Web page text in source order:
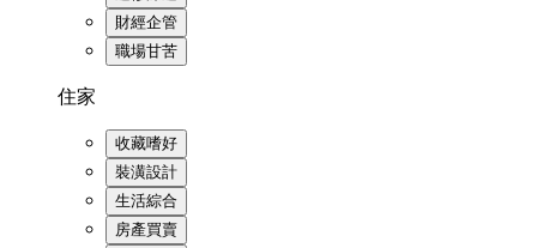
財經企管
職場甘苦
住家
收藏嗜好
裝潢設計
生活綜合
房產買賣